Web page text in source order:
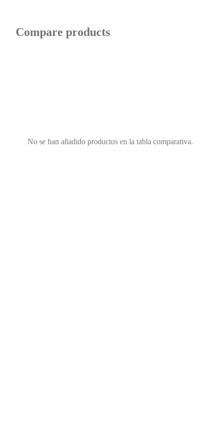
Compare products
No se han añadido productos en la tabla comparativa.